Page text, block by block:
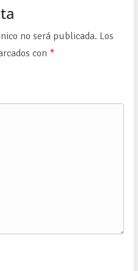
no será publicada. Los
con *